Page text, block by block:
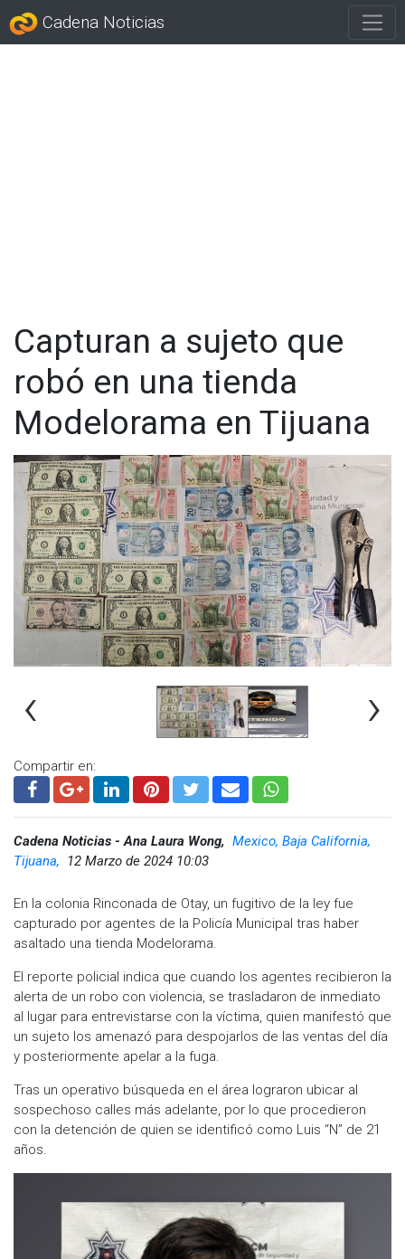
Cadena Noticias
Capturan a sujeto que
robó en una tienda
Modelorama en Tijuana
‹ ›
Compartir en:
Cadena Noticias - Ana Laura Wong, Mexico, Baja California,
Tijuana,
12 Marzo de 2024 10:03
En la colonia Rinconada de Otay, un fugitivo de la ley fue
capturado por agentes de la Policía Municipal tras haber
asaltado una tienda Modelorama.
El reporte policial indica que cuando los agentes recibieron la
alerta de un robo con violencia, se trasladaron de inmediato
al lugar para entrevistarse con la víctima, quien manifestó que
un sujeto los amenazó para despojarlos de las ventas del día
y posteriormente apelar a la fuga.
Tras un operativo búsqueda en el área lograron ubicar al
sospechoso calles más adelante, por lo que procedieron
con la detención de quien se identificó como Luis “N” de 21
años.